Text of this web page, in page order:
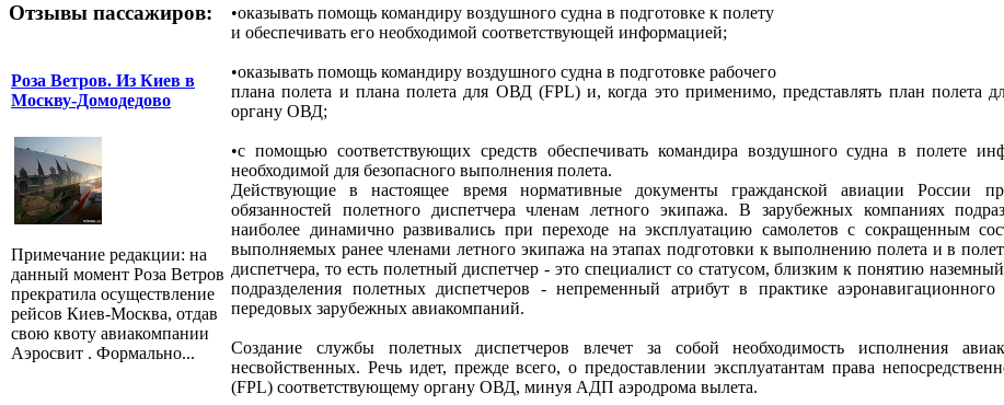
Отзывы пассажиров:
Роза Ветров. Из Киев в
Москву-Домодедово
Примечание редакции: на
данный момент Роза Ветров
прекратила осуществление
рейсов Киев-Москва, отдав
свою квоту авиакомпании
Аэросвит . Формально...
•оказывать помощь командиру воздушного судна в подготовке к полету
и обеспечивать его необходимой соответствующей информацией;
•оказывать помощь командиру воздушного судна в подготовке рабочего
плана полета и плана полета для ОВД (FPL) и, когда это применимо, представлять план полета
органу ОВД;
•с помощью соответствующих средств обеспечивать командира воздушного судна в полете
необходимой для безопасного выполнения полета.
Действующие в настоящее время нормативные документы гражданской авиации России
обязанностей полетного диспетчера членам летного экипажа. В зарубежных компаниях
наиболее динамично развивались при переходе на эксплуатацию самолетов с сокращенным
выполняемых ранее членами летного экипажа на этапах подготовки к выполнению полета и в
диспетчера, то есть полетный диспетчер - это специалист со статусом, близким к понятию
подразделения полетных диспетчеров - непременный атрибут в практике
передовых зарубежных авиакомпаний.
Создание службы полетных диспетчеров влечет за собой необходимость исполнения
несвойственных. Речь идет, прежде всего, о предоставлении эксплуатантам права
(FPL) соответствующему органу ОВД, минуя АДП аэродрома вылета.